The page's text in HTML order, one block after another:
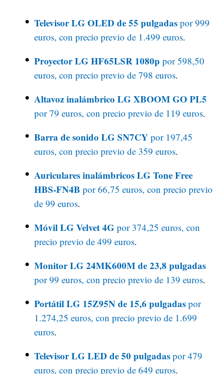
Televisor LG OLED de 55 pulgadas por 999
euros, con precio previo de 1.499 euros.
Proyector LG HF65LSR 1080p por 598,50
euros, con precio previo de 798 euros.
Altavoz inalámbrico LG XBOOM GO PL5
por 79 euros, con precio previo de 119 euros.
Barra de sonido LG SN7CY por 197,45
euros, con precio previo de 359 euros.
Auriculares inalámbricos LG Tone Free
HBS-FN4B por 66,75 euros, con precio previo
de 99 euros.
Móvil LG Velvet 4G por 374,25 euros, con
precio previo de 499 euros.
Monitor LG 24MK600M de 23,8 pulgadas
por 99 euros, con precio previo de 139 euros.
Portátil LG 15Z95N de 15,6 pulgadas por
1.274,25 euros, con precio previo de 1.699
euros.
Televisor LG LED de 50 pulgadas por 479
euros, con precio previo de 649 euros.